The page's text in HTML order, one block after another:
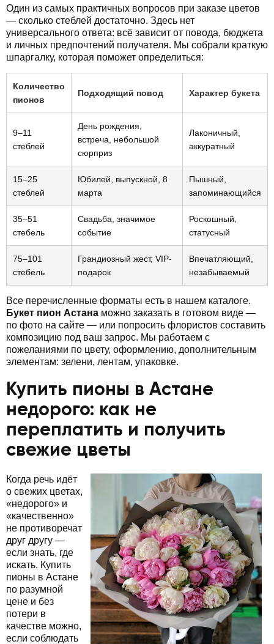
Один из самых практичных вопросов при заказе цветов
— сколько стеблей достаточно. Здесь нет
универсального ответа: всё зависит от повода, бюджета
и личных предпочтений получателя. Мы собрали краткую
шпаргалку, которая поможет определиться:
Количество
пионов
Подходящий повод Характер букета
9–11
стеблей
День рождения,
встреча, небольшой
сюрприз
Лаконичный,
аккуратный
15–25
стеблей
Юбилей, выпускной, 8
марта
Пышный,
запоминающийся
35–51
стебель
Свадьба, значимое
событие
Роскошный,
статусный
75–101
стебель
Грандиозный жест, VIP-
подарок
Впечатляющий,
незабываемый
Все перечисленные форматы есть в нашем каталоге.
Букет пион Астана можно заказать в готовом виде —
по фото на сайте — или попросить флористов составить
композицию под ваш запрос. Мы работаем с
пожеланиями по цвету, оформлению, дополнительным
элементам: зелени, лентам, упаковке.
Купить пионы в Астане
недорого: как не
переплатить и получить
свежие цветы
Когда речь идёт
о свежих цветах,
«недорого» и
«качественно»
не противоречат
друг другу —
если знать, где
искать. Купить
пионы в Астане
по разумной
цене и без
потери в
качестве можно,
если соблюдать